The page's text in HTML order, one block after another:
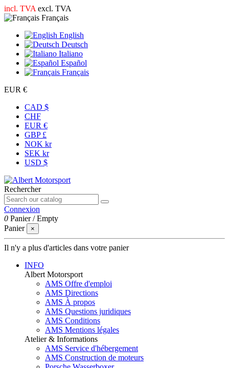
incl. TVA excl. TVA
Français
English
Deutsch
Italiano
Español
Français
EUR €
CAD $
CHF
EUR €
GBP £
NOK kr
SEK kr
USD $
Rechercher
Connexion
0 Panier /Empty
Panier
×
Il n'y a plus d'articles dans votre panier
INFO
Albert Motorsport
AMS Offre d'emploi
AMS Directions
AMS À propos
AMS Questions juridiques
AMS Conditions
AMS Mentions légales
Atelier & Informations
AMS Service d'hébergement
AMS Construction de moteurs